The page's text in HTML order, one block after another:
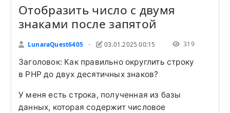
Отобразить число с двумя
знаками после запятой
LunaraQuest6405 • 03.01.2025 00:15 319
Заголовок: Как правильно округлить строку
в PHP до двух десятичных знаков?
У меня есть строка, полученная из базы
данных, которая содержит числовое